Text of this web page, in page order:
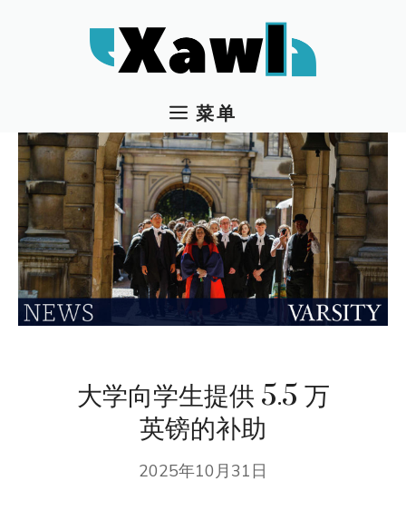
菜单
大学向学生提供 5.5 万
英镑的补助
2025年10月31日